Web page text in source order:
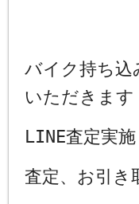
バイク持ち込
いただきま
LINE査定実施
査定、お引き